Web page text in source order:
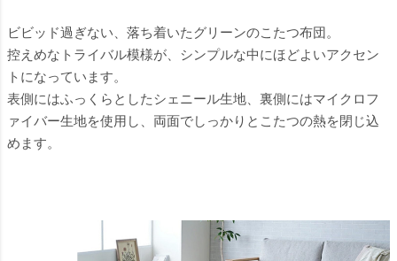
ビビッド過ぎない、落ち着いたグリーンのこたつ布団。
控えめなトライバル模様が、シンプルな中にほどよいアクセン
トになっています。
表側にはふっくらとしたシェニール生地、裏側にはマイクロフ
ァイバー生地を使用し、両面でしっかりとこたつの熱を閉じ込
めます。